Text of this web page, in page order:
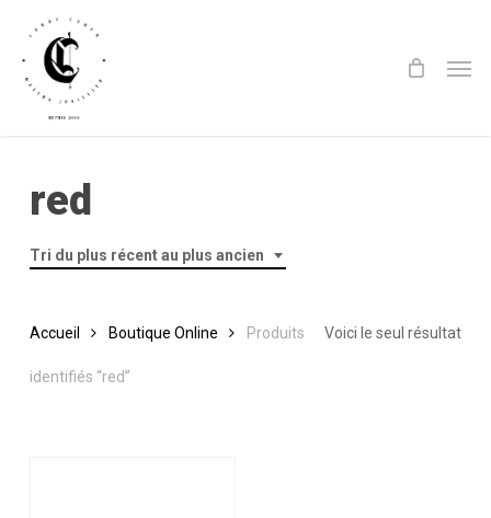
main
content
red
Tri du plus récent au plus ancien
Voici le seul résultat
Accueil Boutique Online Produits
identifiés “red”